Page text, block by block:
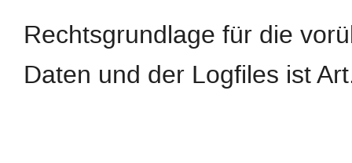
Rechtsgrundlage für die
Daten und der Logfiles ist